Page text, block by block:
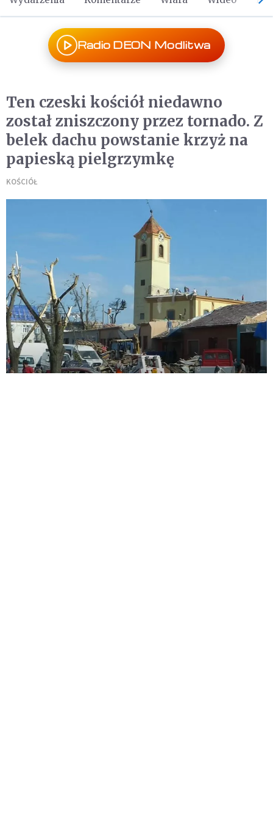
Radio DEON Modlitwa
Ten czeski kościół niedawno
został zniszczony przez tornado. Z
belek dachu powstanie krzyż na
papieską pielgrzymkę
KOŚCIÓŁ